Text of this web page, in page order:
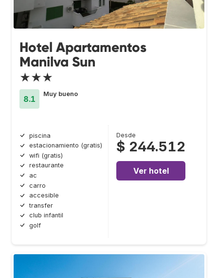
Hotel Apartamentos
Manilva Sun
★★★
8.1
Muy bueno
piscina
estacionamiento (gratis)
wifi (gratis)
restaurante
ac
carro
accesible
transfer
club infantil
golf
Desde
$ 244.512
Ver hotel